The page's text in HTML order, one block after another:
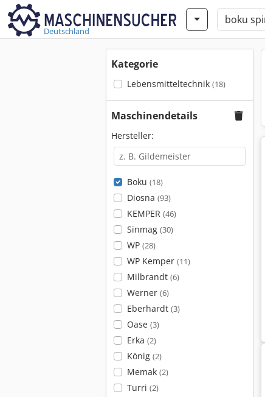
Deutschland
Kategorie
Lebensmitteltechnik (18)
Maschinendetails
Hersteller:
Boku (18)
Diosna (93)
KEMPER (46)
Sinmag (30)
WP (28)
WP Kemper (11)
Milbrandt (6)
Werner (6)
Eberhardt (3)
Oase (3)
Erka (2)
König (2)
Memak (2)
Turri (2)